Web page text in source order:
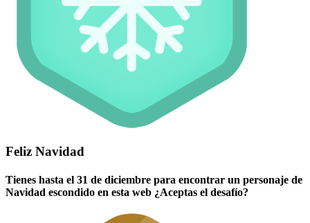
Feliz Navidad
Tienes hasta el 31 de diciembre para encontrar un personaje de
Navidad escondido en esta web ¿Aceptas el desafío?